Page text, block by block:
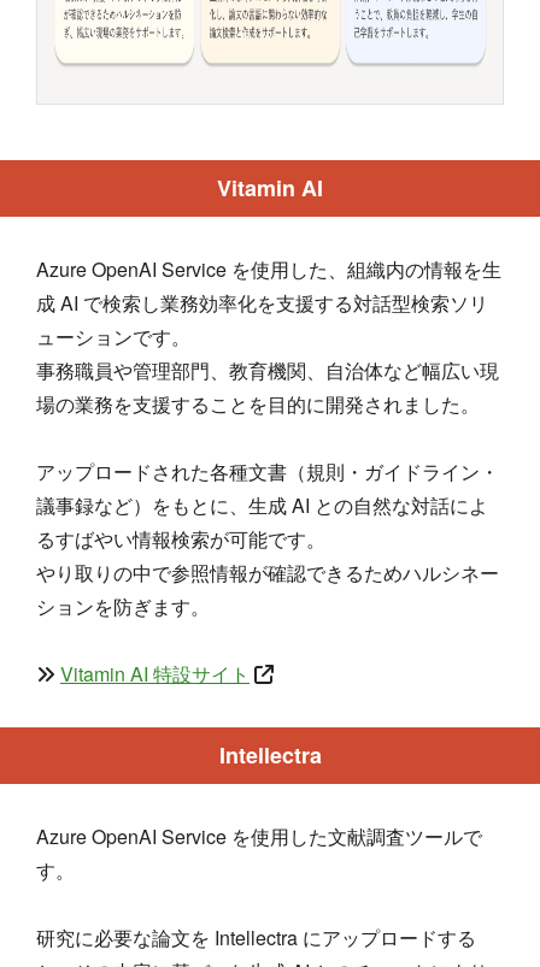
Vitamin AI
Azure OpenAI Service を使用した、組織内の情報を生
成 AI で検索し業務効率化を支援する対話型検索ソリ
ューションです。
事務職員や管理部門、教育機関、自治体など幅広い現
場の業務を支援することを目的に開発されました。
アップロードされた各種文書（規則・ガイドライン・
議事録など）をもとに、生成 AI との自然な対話によ
るすばやい情報検索が可能です。
やり取りの中で参照情報が確認できるためハルシネー
ションを防ぎます。
Vitamin AI 特設サイト
Intellectra
Azure OpenAI Service を使用した文献調査ツールで
す。
研究に必要な論文を Intellectra にアップロードする